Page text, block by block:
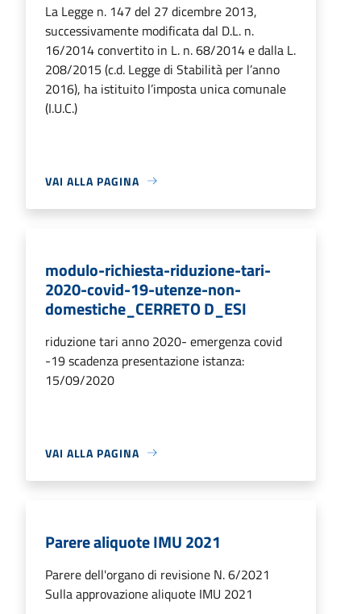
La Legge n. 147 del 27 dicembre 2013,
successivamente modificata dal D.L. n.
16/2014 convertito in L. n. 68/2014 e dalla L.
208/2015 (c.d. Legge di Stabilità per l’anno
2016), ha istituito l’imposta unica comunale
(I.U.C.)
VAI ALLA PAGINA
modulo-richiesta-riduzione-tari-
2020-covid-19-utenze-non-
domestiche_CERRETO D_ESI
riduzione tari anno 2020- emergenza covid
-19 scadenza presentazione istanza:
15/09/2020
VAI ALLA PAGINA
Parere aliquote IMU 2021
Parere dell'organo di revisione N. 6/2021
Sulla approvazione aliquote IMU 2021